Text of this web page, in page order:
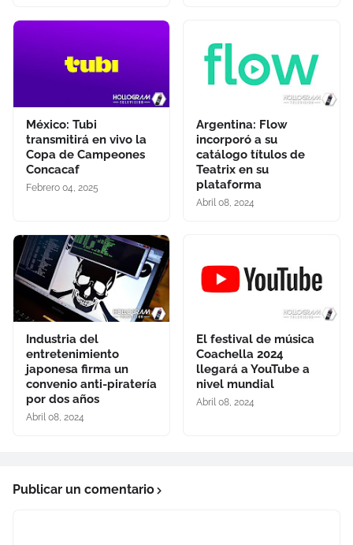
México: Tubi
transmitirá en vivo la
Copa de Campeones
Concacaf
Febrero 04, 2025
Argentina: Flow
incorporó a su
catálogo títulos de
Teatrix en su
plataforma
Abril 08, 2024
Industria del
entretenimiento
japonesa firma un
convenio anti-piratería
por dos años
Abril 08, 2024
El festival de música
Coachella 2024
llegará a YouTube a
nivel mundial
Abril 08, 2024
Publicar un comentario